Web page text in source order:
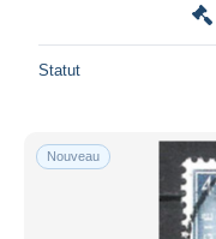
Statut
Nouveau